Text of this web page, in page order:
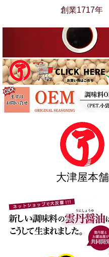
​創業1717年
​大津屋本舗​